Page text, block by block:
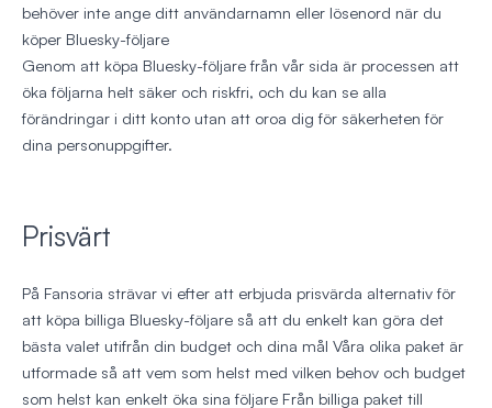
behöver inte ange ditt användarnamn eller lösenord när du
köper Bluesky-följare
Genom att köpa Bluesky-följare från vår sida är processen att
öka följarna helt säker och riskfri, och du kan se alla
förändringar i ditt konto utan att oroa dig för säkerheten för
dina personuppgifter.
Prisvärt
På Fansoria strävar vi efter att erbjuda prisvärda alternativ för
att köpa billiga Bluesky-följare så att du enkelt kan göra det
bästa valet utifrån din budget och dina mål Våra olika paket är
utformade så att vem som helst med vilken behov och budget
som helst kan enkelt öka sina följare Från billiga paket till